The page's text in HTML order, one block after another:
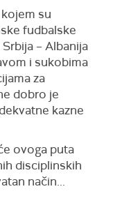
su
fudbalske
– Albanija
i sukobima
za
dobro je
kazne
ovoga puta
disciplinskih
način...